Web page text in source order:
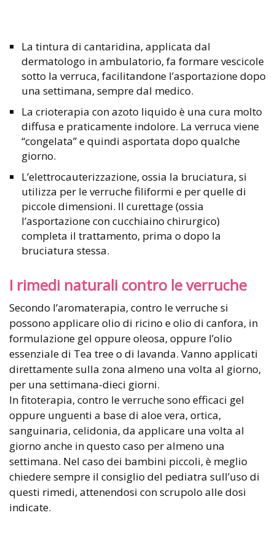
La tintura di cantaridina, applicata dal
dermatologo in ambulatorio, fa formare vescicole
sotto la verruca, facilitandone l’asportazione dopo
una settimana, sempre dal medico.
La crioterapia con azoto liquido è una cura molto
diffusa e praticamente indolore. La verruca viene
“congelata” e quindi asportata dopo qualche
giorno.
L’elettrocauterizzazione, ossia la bruciatura, si
utilizza per le verruche filiformi e per quelle di
piccole dimensioni. Il curettage (ossia
l’asportazione con cucchiaino chirurgico)
completa il trattamento, prima o dopo la
bruciatura stessa.
I rimedi naturali contro le verruche
Secondo l’aromaterapia, contro le verruche si
possono applicare olio di ricino e olio di canfora, in
formulazione gel oppure oleosa, oppure l’olio
essenziale di Tea tree o di lavanda. Vanno applicati
direttamente sulla zona almeno una volta al giorno,
per una settimana-dieci giorni.
In fitoterapia, contro le verruche sono efficaci gel
oppure unguenti a base di aloe vera, ortica,
sanguinaria, celidonia, da applicare una volta al
giorno anche in questo caso per almeno una
settimana. Nel caso dei bambini piccoli, è meglio
chiedere sempre il consiglio del pediatra sull’uso di
questi rimedi, attenendosi con scrupolo alle dosi
indicate.